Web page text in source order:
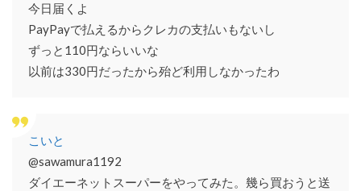
今日届くよ
PayPayで払えるからクレカの支払いもないし
ずっと110円ならいいな
以前は330円だったから殆ど利用しなかったわ
こいと
@sawamura1192
ダイエーネットスーパーをやってみた。幾ら買おうと送